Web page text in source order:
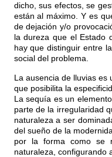
dicho, sus efectos, se
están al máximo. Y es
de dejación y/o
la dureza que el Estado
hay que distinguir entre
social del problema.
La ausencia de lluvias
que posibilita la
La sequía es un
parte de la irregularidad
naturaleza a ser
del sueño de la
por la forma como se
naturaleza, configurando